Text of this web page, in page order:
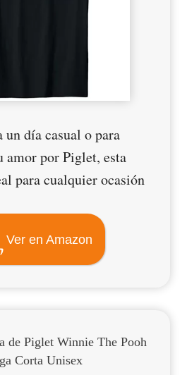
un día casual o para
amor por Piglet, esta
para cualquier ocasión
Ver en Amazon
de Piglet Winnie The Pooh
Corta Unisex